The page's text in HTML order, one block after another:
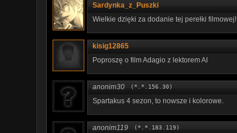
Sardynka_z_Puszki
Wielkie dzięki za dodanie tej perełki filmowej!
kisig12865
Poproszę o film Adagio z lektorem AI
anonim30 (*.*.156.30)
Spartakus 4 sezon, to nowsze i kolorowe.
anonim119 (*.*.183.119)